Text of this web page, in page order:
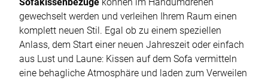
gewechselt werden und verleihen Ihrem Raum einen
komplett neuen Stil. Egal ob zu einem speziellen
Anlass, dem Start einer neuen Jahreszeit oder einfach
aus Lust und Laune: Kissen auf dem Sofa vermitteln
eine behagliche Atmosphäre und laden zum Verweilen